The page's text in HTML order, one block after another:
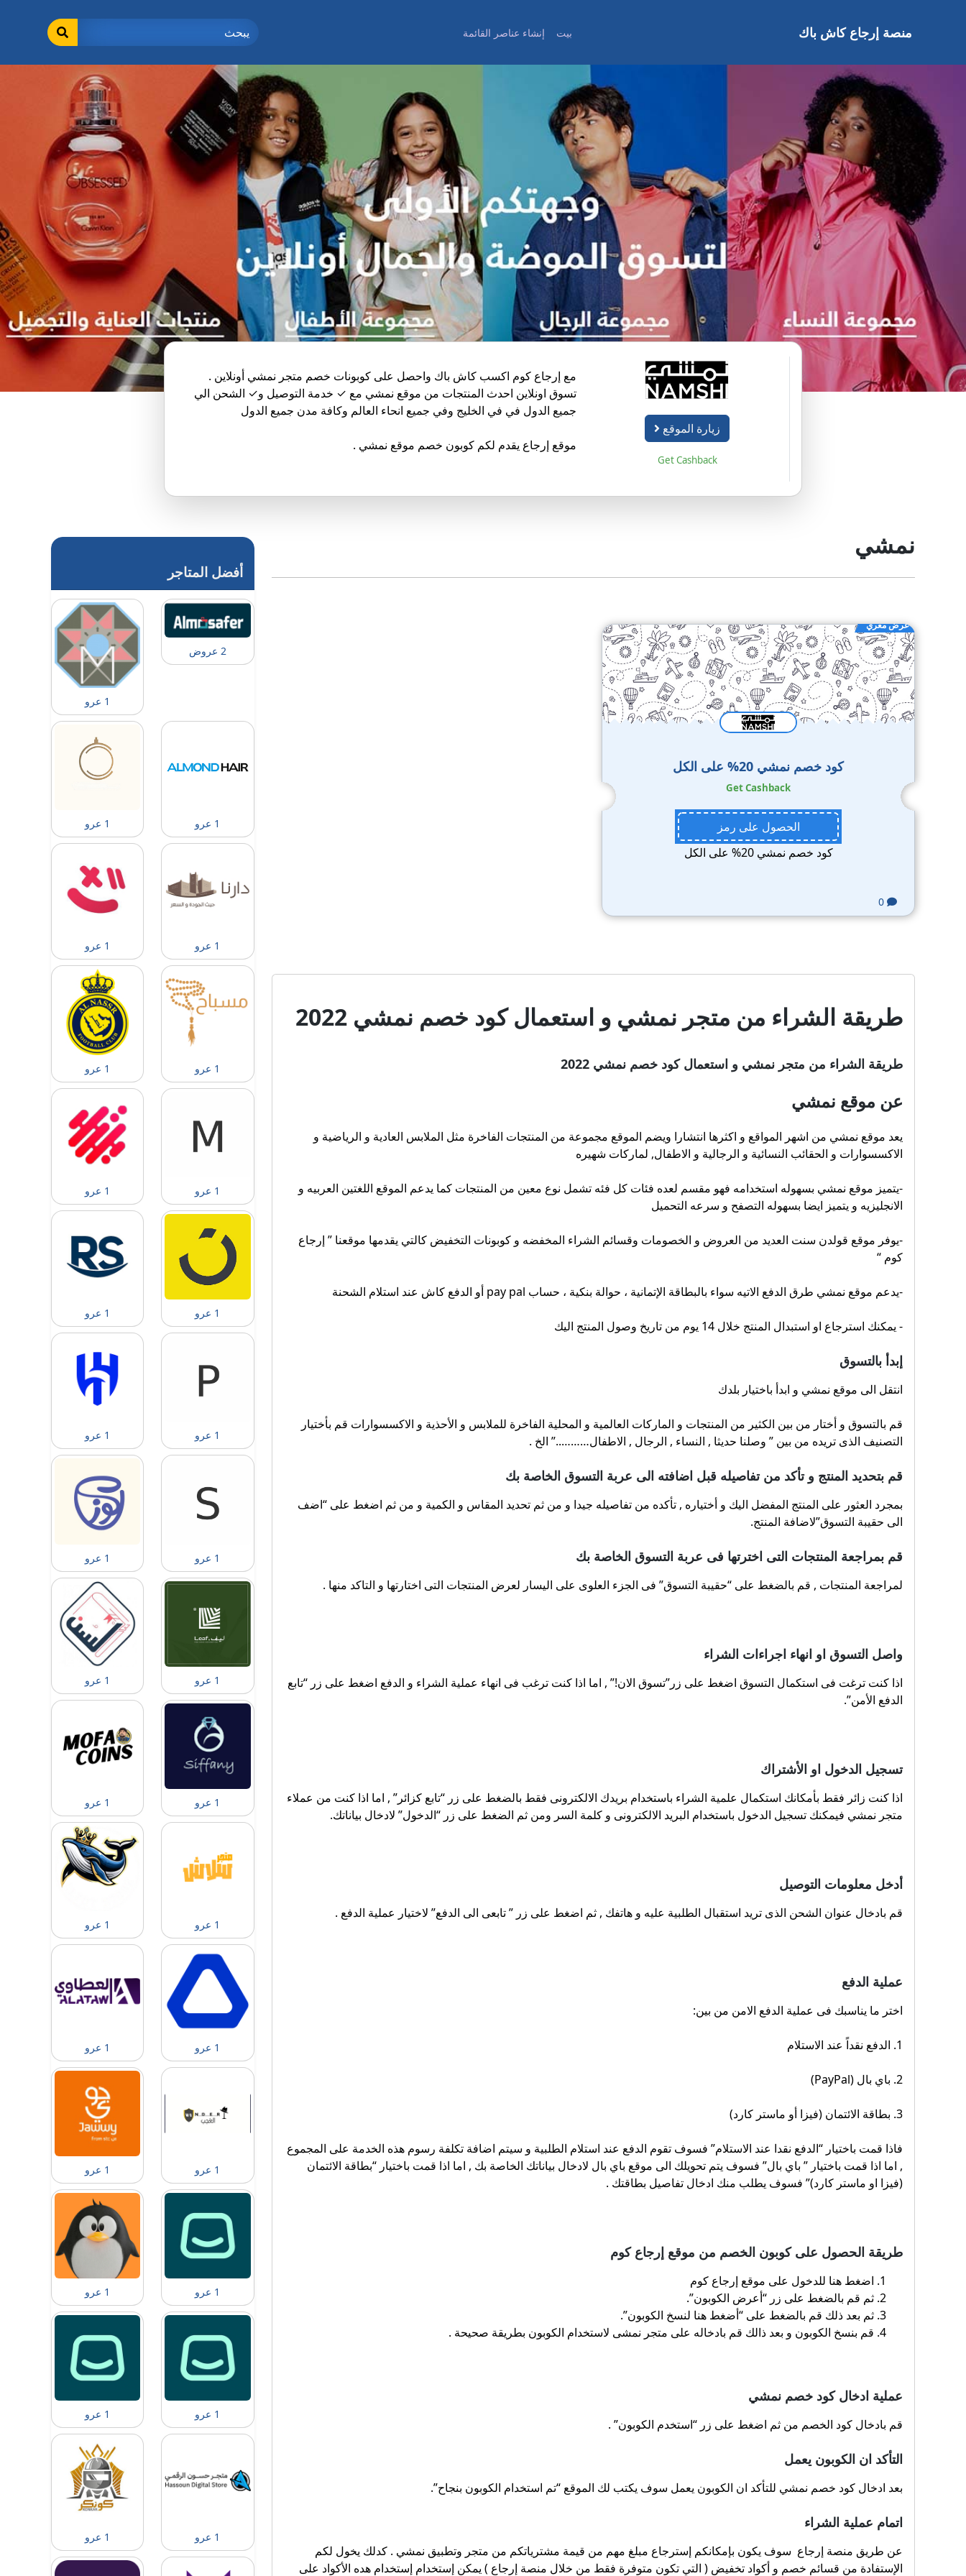
منصة إرجاع كاش باك بيت إنشاء عناصر القائمة
زيارة الموقع
Get Cashback
مع إرجاع كوم اكسب كاش باك واحصل على كوبونات خصم متجر نمشي أونلاين .
تسوق اونلاين احدث المنتجات من موقع نمشي مع ✓ خدمة التوصيل و✓ الشحن الي
جميع الدول في في الخليج وفي جميع انحاء العالم وكافة مدن جميع الدول
موقع إرجاع يقدم لكم كوبون خصم موقع نمشي .
نمشي
عرض مغري
كود خصم نمشي 20% على الكل
Get Cashback
الحصول على رمز
كود خصم نمشي 20% على الكل
طريقة الشراء من متجر نمشي و استعمال كود خصم نمشي 2022
طريقة الشراء من متجر نمشي و استعمال كود خصم نمشي 2022
عن موقع نمشي
يعد موقع نمشي من اشهر المواقع و اكثرها انتشارا ويضم الموقع مجموعة من المنتجات الفاخرة مثل الملابس العادية و الرياضية و
الاكسسوارات و الحقائب النسائية و الرجالية و الاطفال, لماركات شهيره
-يتميز موقع نمشي بسهوله استخدامه فهو مقسم لعده فئات كل فئه تشمل نوع معين من المنتجات كما يدعم الموقع اللغتين العربيه و
الانجليزيه و يتميز ايضا بسهوله التصفح و سرعه التحميل
-يوفر موقع قولدن سنت العديد من العروض و الخصومات وقسائم الشراء المخفضه و كوبونات التخفيض كالتي يقدمها موقعنا ” إرجاع
كوم “
-يدعم موقع نمشي طرق الدفع الاتيه سواء بالبطاقة الإتمانية ، حوالة بنكية ، حساب pay pal أو الدفع كاش عند استلام الشحنة
- يمكنك استرجاع او استبدال المنتج خلال 14 يوم من تاريخ وصول المنتج اليك
إبدأ بالتسوق
انتقل الى موقع نمشي و ابدأ باختيار بلدك
قم بالتسوق و أختار من بين الكثير من المنتجات و الماركات العالمية و المحلية الفاخرة للملابس و الأحذية و الاكسسوارات قم بأختيار
التصنيف الذى تريده من بين ” وصلنا حديثا , النساء , الرجال , الاطفال………..” الخ .
قم بتحديد المنتج و تأكد من تفاصيله قبل اضافته الى عربة التسوق الخاصة بك
بمجرد العثور على المنتج المفضل اليك و أختياره , تأكده من تفاصيله جيدا و من ثم تحديد المقاس و الكمية و من ثم اضغط على “اضف
الى حقيبة التسوق”لاضافة المنتج.
قم بمراجعة المنتجات التى اخترتها فى عربة التسوق الخاصة بك
لمراجعة المنتجات , قم بالضغط على “حقيبة التسوق” فى الجزء العلوى على اليسار لعرض المنتجات التى اختارتها و التاكد منها .
واصل التسوق او انهاء اجراءات الشراء
اذا كنت ترغت فى استكمال التسوق اضغط على زر”تسوق الان!” , اما اذا كنت ترغب فى انهاء عملية الشراء و الدفع اضغط على زر “تابع
الدفع الأمن”.
تسجيل الدخول او الأشتراك
اذا كنت زائر فقط بأمكانك استكمال علمية الشراء باستخدام بريدك الالكترونى فقط بالضغط على زر “تابع كزائر” , اما اذا كنت من عملاء
متجر نمشي فيمكنك تسجيل الدخول باستخدام البريد الالكترونى و كلمة السر ومن ثم الضغط على زر “الدخول” لادخال بياناتك.
أدخل معلومات التوصيل
قم بادخال عنوان الشحن الذى تريد استقبال الطلبية عليه و هاتفك , ثم اضغط على زر ” تابعى الى الدفع” لاختيار عملية الدفع .
عملية الدفع
اختر ما يناسبك فى عملية الدفع الامن من بين:
1. الدفع نقداً عند الاستلام
2. باي بال (PayPal)
3. بطاقة الائتمان (فيزا أو ماستر كارد)
فاذا قمت باختيار “الدفع نقدا عند الاستلام” فسوف تقوم الدفع عند استلام الطلبية و سيتم اضافة تكلفة رسوم هذه الخدمة على المجموع
, اما اذا قمت باختيار ” باي بال” فسوف يتم تحويلك الى موقع باي بال لادخال بياناتك الخاصة بك , اما اذا قمت باختيار “بطاقة الائتمان
(فيزا او ماستر كارد)” فسوف يطلب منك ادخال تفاصيل بطاقتك .
طريقة الحصول على كوبون الخصم من موقع إرجاع كوم
اضغط هنا للدخول على موقع إرجاع كوم
ثم قم بالضغط على زر “أعرض الكوبون”.
ثم بعد ذلك قم بالضغط على “أضغط هنا لنسخ الكوبون”.
قم بنسخ الكوبون و بعد ذالك قم بادخاله على متجر نمشى لاستخدام الكوبون بطريقة صحيحة .
عملية ادخال كود خصم نمشي
قم بادخال كود الخصم من ثم اضغط على زر “استخدم الكوبون” .
التأكد ان الكوبون يعمل
بعد ادخال كود خصم نمشي للتأكد ان الكوبون يعمل سوف يكتب لك الموقع “تم استخدام الكوبون بنجاح”.
اتمام عملية الشراء
عن طريق منصة إرجاع سوف يكون بإمكانكم إسترجاع مبلغ مهم من قيمة مشترياتكم من متجر وتطبيق نمشي . كدلك يخول لكم
الإستفادة من قسائم خصم و أكواد تخفيض ( التي تكون متوفرة فقط من خلال منصة إرجاع ) يمكن إستخدام إستخدام هده الأكواد على
أفضل المتاجر
2 عروض
1 عرو
1 عرو 1 عرو
1 عرو 1 عرو
1 عرو 1 عرو
1 عرو 1 عرو
1 عرو 1 عرو
1 عرو 1 عرو
1 عرو 1 عرو
1 عرو 1 عرو
1 عرو 1 عرو
1 عرو 1 عرو
1 عرو 1 عرو
1 عرو 1 عرو
1 عرو 1 عرو
1 عرو 1 عرو
1 عرو 1 عرو